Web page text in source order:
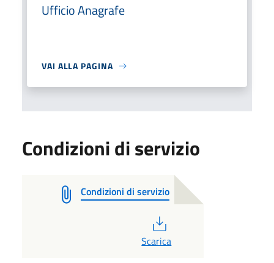
Ufficio Anagrafe
VAI ALLA PAGINA
Condizioni di servizio
Condizioni di servizio
Scarica